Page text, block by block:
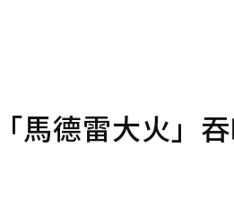
馬德雷大火」